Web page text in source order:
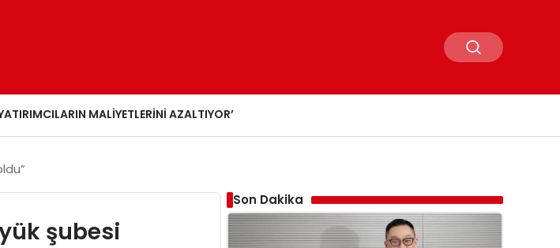
MALIYETLERINI AZALTIYOR’
şubesi
Son Dakika